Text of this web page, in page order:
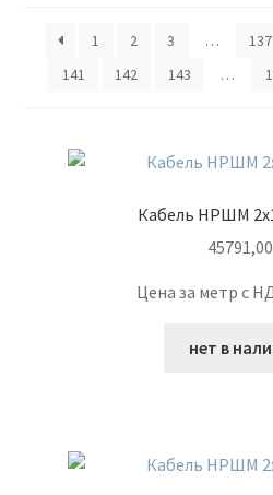
1 2 3 … 137
141
142 143 …
Кабель НРШМ
45791,00
Цена за метр с
нет в